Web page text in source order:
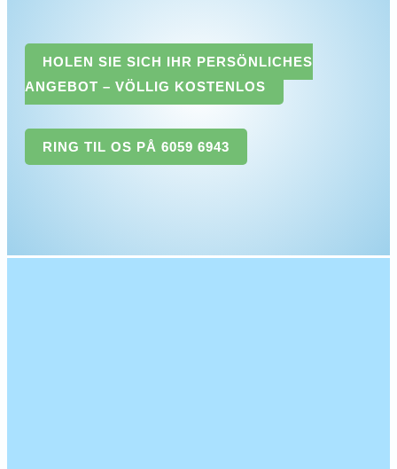
HOLEN SIE SICH IHR PERSÖNLICHES
ANGEBOT – VÖLLIG KOSTENLOS
RING TIL OS PÅ 6059 6943